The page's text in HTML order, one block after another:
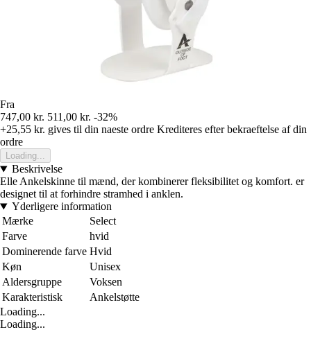
Fra
747,00 kr. 511,00 kr. -32%
+25,55 kr. gives til din naeste ordre Krediteres efter bekraeftelse af din
ordre
Loading...
Beskrivelse
Elle Ankelskinne til mænd, der kombinerer fleksibilitet og komfort. er
designet til at forhindre stramhed i anklen.
Yderligere information
Mærke
Select
Farve
hvid
Dominerende farve Hvid
Køn
Unisex
Aldersgruppe
Voksen
Karakteristisk
Ankelstøtte
Loading...
Loading...